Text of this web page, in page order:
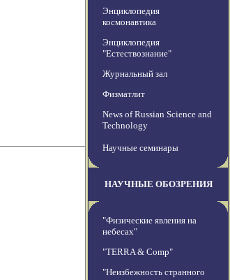
Энциклопедия
космонавтика
Энциклопедия
"Естествознание"
Журнальный зал
Физматлит
News of Russian Science and
Technology
Научные семинары
НАУЧНЫЕ ОБОЗРЕНИЯ
"Физические явления на
небесах"
"TERRA & Comp"
"Неизбежность странного